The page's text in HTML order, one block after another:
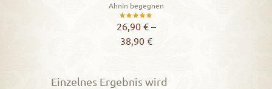
Ahnin begegnen
Bewertet
mit
26,90 €–
38,90 €
Einzelnes Ergebnis wird